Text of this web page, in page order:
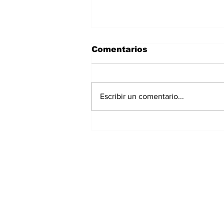
Comentarios
Escribir un comentario...